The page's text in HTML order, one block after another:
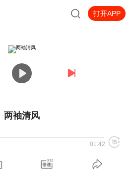
打开APP
两袖清风
01:42